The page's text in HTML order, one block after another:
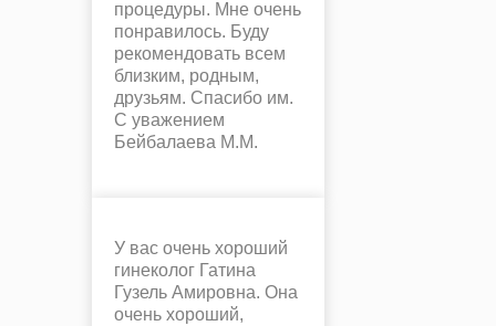
процедуры. Мне очень
понравилось. Буду
рекомендовать всем
близким, родным,
друзьям. Спасибо им.
С уважением
Бейбалаева М.М.
У вас очень хороший
гинеколог Гатина
Гузель Амировна. Она
очень хороший,